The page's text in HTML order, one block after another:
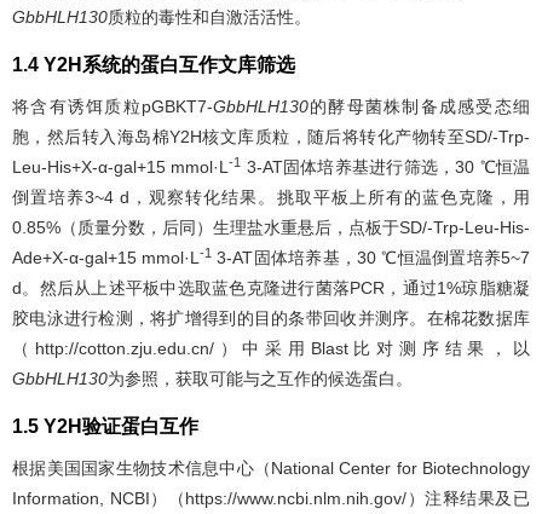
GbbHLH130质粒的毒性和自激活活性。
1.4 Y2H系统的蛋白互作文库筛选
将含有诱饵质粒pGBKT7-GbbHLH130的酵母菌株制备成感受态细
胞，然后转入海岛棉Y2H核文库质粒，随后将转化产物转至SD/-Trp-
Leu-His+X-α-gal+15 mmol·L-1 3-AT固体培养基进行筛选，30 ℃恒温
倒置培养3~4 d，观察转化结果。挑取平板上所有的蓝色克隆，用
0.85%（质量分数，后同）生理盐水重悬后，点板于SD/-Trp-Leu-His-
Ade+X-α-gal+15 mmol·L-1 3-AT固体培养基，30 ℃恒温倒置培养5~7
d。然后从上述平板中选取蓝色克隆进行菌落PCR，通过1%琼脂糖凝
胶电泳进行检测，将扩增得到的目的条带回收并测序。在棉花数据库
（http://cotton.zju.edu.cn/）中采用Blast比对测序结果，以
GbbHLH130为参照，获取可能与之互作的候选蛋白。
1.5 Y2H验证蛋白互作
根据美国国家生物技术信息中心（National Center for Biotechnology
Information, NCBI）（https://www.ncbi.nlm.nih.gov/）注释结果及已